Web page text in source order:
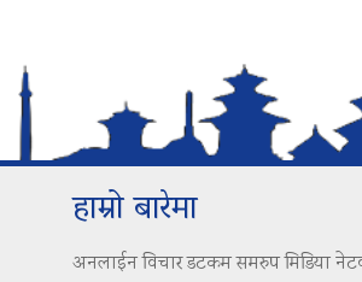
हाम्रो बारेमा
अनलाईन विचार डटकम समरुप मिडिया